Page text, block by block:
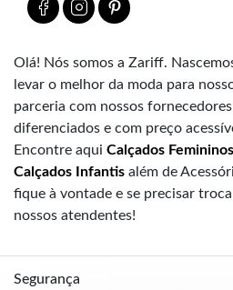
Olá! Nós somos a Zariff.
levar o melhor da moda para
parceria com nossos
diferenciados e com preço
Encontre aqui Calçados Femininos
Calçados Infantis além de
fique à vontade e se precisar
nossos atendentes!
Segurança